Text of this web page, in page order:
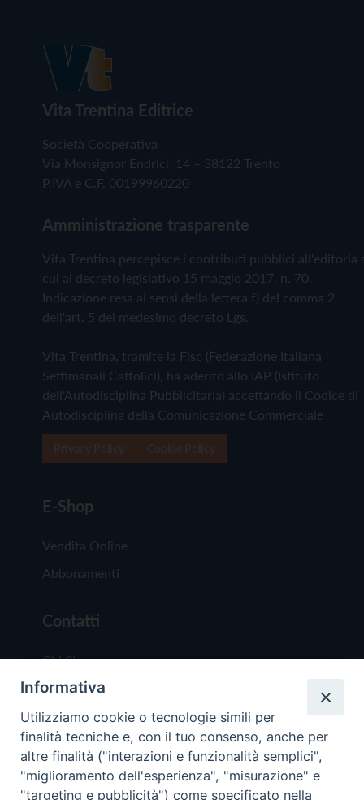
Vita Trentina Editrice
Società Cooperativa
Via Monsignor Endrici, 14 – 38122 Trento
P.IVA e C.F. 00199960220
Amministrazione trasparente
Vita Trentina percepisce i contributi pubblici all'editoria
cui al decreto legislativo 15 maggio 2017, n. 70.
Indicazione resa ai sensi della lettera f) del comma 2
dell'art. 5 del medesimo decreto Lgs.
Vita Trentina, tramite la Fisc (Federazione Italiana
Settimanali Cattolici), ha aderito allo IAP (Istituto
dell'Autodisciplina Pubblicitaria) accettando il Codice di
Autodisciplina della Comunicazione Commerciale
E-Shop
Vendita Online
Abbonamenti
Contatti
Chi Siamo
Redazione
Scrivici
Informativa
Utilizziamo cookie o tecnologie simili per
finalità tecniche e, con il tuo consenso, anche per
altre finalità ("interazioni e funzionalità semplici",
"miglioramento dell'esperienza", "misurazione" e
"targeting e pubblicità") come specificato nella